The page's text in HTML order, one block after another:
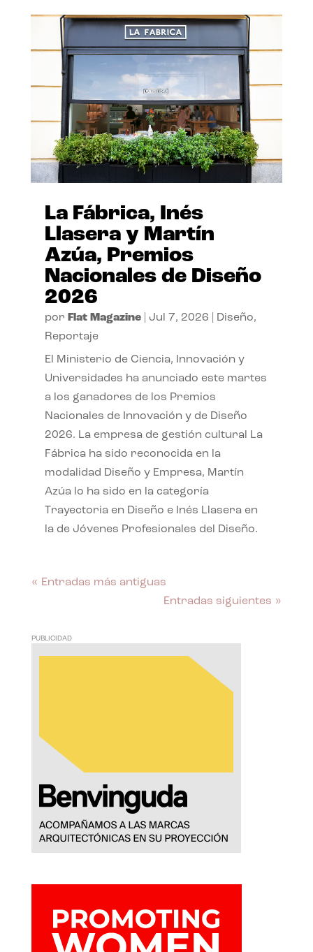
La Fábrica, Inés
Llasera y Martín
Azúa, Premios
Nacionales de Diseño
2026
por Flat Magazine| Jul 7, 2026 Diseño,
Reportaje
El Ministerio de Ciencia, Innovación y
Universidades ha anunciado este martes
a los ganadores de los Premios
Nacionales de Innovación y de Diseño
2026. La empresa de gestión cultural La
Fábrica ha sido reconocida en la
modalidad Diseño y Empresa, Martín
Azúa lo ha sido en la categoría
Trayectoria en Diseño e Inés Llasera en
la de Jóvenes Profesionales del Diseño.
« Entradas más antiguas
Entradas siguientes »
PUBLICIDAD